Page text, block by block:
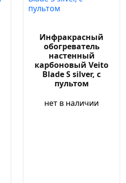
Инфракрасный
обогреватель
настенный
карбоновый Veito
Blade S silver, с
пультом
нет в наличии